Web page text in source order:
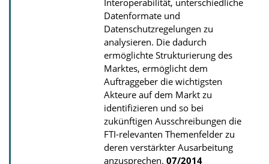
l
o
a
d
s
Interoperabilität, unterschiedliche
Datenformate und
Datenschutzregelungen zu
analysieren. Die dadurch
ermöglichte Strukturierung des
Marktes, ermöglicht dem
Auftraggeber die wichtigsten
Akteure auf dem Markt zu
identifizieren und so bei
zukünftigen Ausschreibungen die
FTI-relevanten Themenfelder zu
deren verstärkter Ausarbeitung
anzusprechen. 07/2014